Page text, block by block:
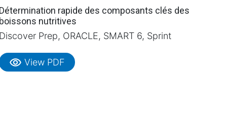
rapide des composants clés des
nutritives
Prep, ORACLE, SMART 6, Sprint
visibility View PDF